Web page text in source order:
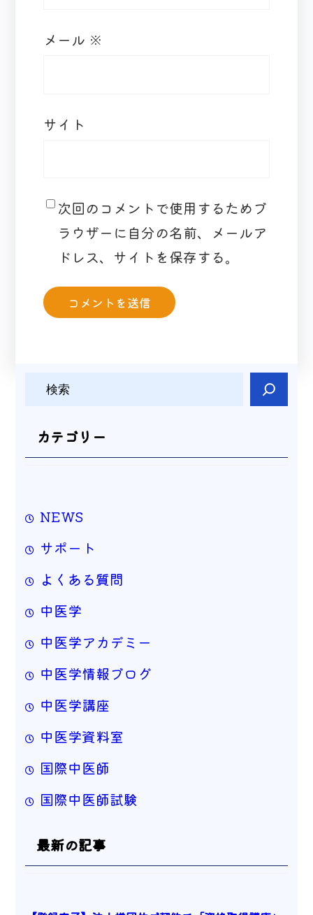
メール ※
サイト
次回のコメントで使用するためブ
ラウザーに自分の名前、メールア
ドレス、サイトを保存する。
カテゴリー
NEWS
サポート
よくある質問
中医学
中医学アカデミー
中医学情報ブログ
中医学講座
中医学資料室
国際中医師
国際中医師試験
最新の記事